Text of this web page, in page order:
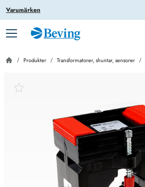
Varumärken
Produkter Transformatorer, shuntar, sensorer